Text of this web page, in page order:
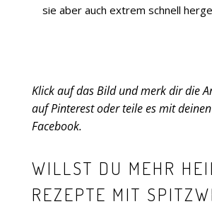
sie aber auch extrem schnell
Klick auf das Bild und merk dir die
auf Pinterest oder teile es mit
Facebook.
WILLST DU MEHR
REZEPTE MIT